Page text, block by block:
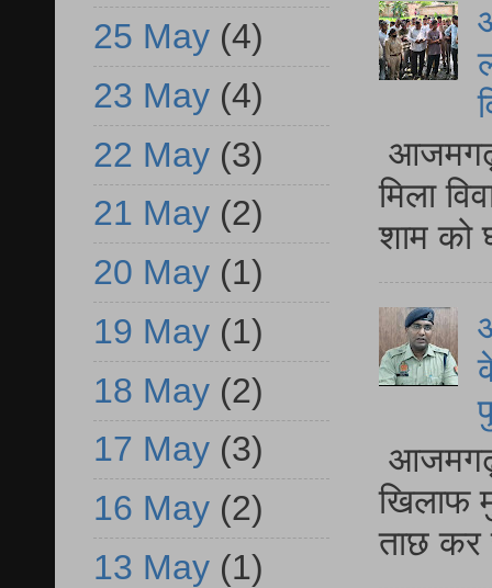
आजमगढ़
मिला
शाम को
आजमगढ़
खिलाफ
ताछ कर
25 May (4)
23 May (4)
22 May (3)
21 May (2)
20 May (1)
19 May (1)
18 May (2)
17 May (3)
16 May (2)
13 May (1)